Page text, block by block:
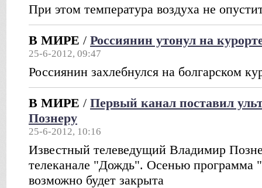
При этом температура воздуха не
В МИРЕ / Россиянин утонул на
25-6-2012, 09:47
Россиянин захлебнулся на болгарском
В МИРЕ / Первый канал поставил
Познеру
25-6-2012, 10:16
Известный телеведущий Владимир
телеканале "Дождь". Осенью программа
возможно будет закрыта